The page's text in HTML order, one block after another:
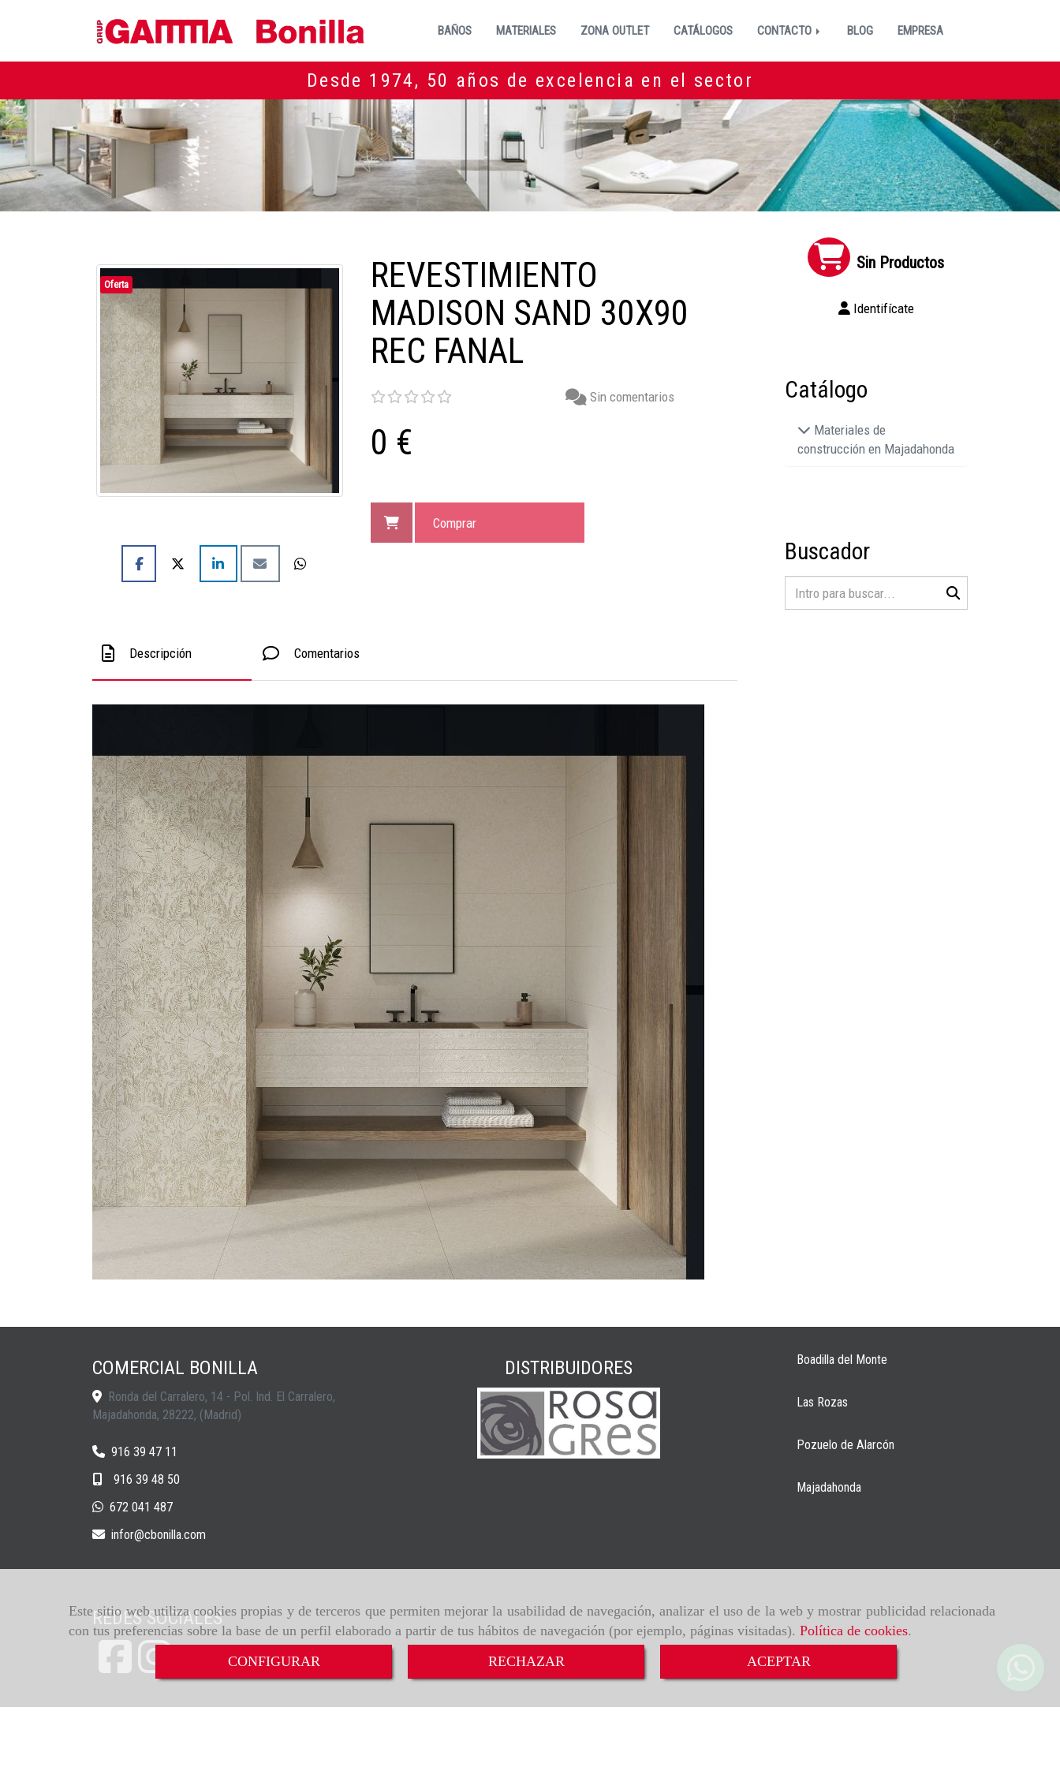
Este sitio web utiliza cookies propias y de terceros que permiten mejorar la usabilidad de navegación, analizar el uso de la web y mostrar publicidad relacionada
con tus preferencias sobre la base de un perfil elaborado a partir de tus hábitos de navegación (por ejemplo, páginas visitadas). Política de cookies.
CONFIGURAR
RECHAZAR ACEPTAR
BAÑOS MATERIALES ZONA OUTLET CATÁLOGOS CONTACTO BLOG EMPRESA
Desde 1974, 50 años de excelencia en el sector
Oferta
REVESTIMIENTO
MADISON SAND 30X90
REC FANAL
Sin comentarios
0 €
Comprar
Descripción Comentarios
Sin Productos
Identifícate
Catálogo
Materiales de
construcción en Majadahonda
Buscador
COMERCIAL BONILLA
Ronda del Carralero, 14 - Pol. Ind. El Carralero,
Majadahonda, 28222, (Madrid)
916 39 47 11
916 39 48 50
672 041 487
infor
cbonilla.com
DISTRIBUIDORES Boadilla del Monte
Las Rozas
Pozuelo de Alarcón
Majadahonda
REDES SOCIALES